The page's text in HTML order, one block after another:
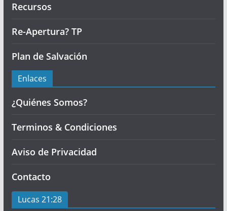
Recursos
Re-Apertura? TP
Plan de Salvación
Enlaces
¿Quiénes Somos?
Terminos & Condiciones
Aviso de Privacidad
Contacto
Lucas 21:28